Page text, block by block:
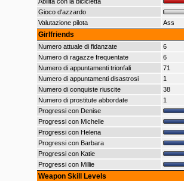
Gioco d'azzardo
Valutazione pilota
Ass
Girlfriends
Numero attuale di fidanzate
6
Numero di ragazze frequentate
6
Numero di appuntamenti trionfali
71
Numero di appuntamenti disastrosi
1
Numero di conquiste riuscite
38
Numero di prostitute abbordate
1
Progressi con Denise
Progressi con Michelle
Progressi con Helena
Progressi con Barbara
Progressi con Katie
Progressi con Millie
Weapon Skill Levels